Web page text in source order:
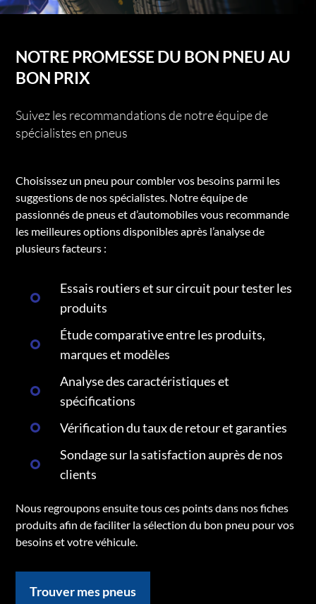
NOTRE PROMESSE DU BON PNEU AU
BON PRIX
Suivez les recommandations de notre équipe de
spécialistes en pneus
Choisissez un pneu pour combler vos besoins parmi les
suggestions de nos spécialistes. Notre équipe de
passionnés de pneus et d’automobiles vous recommande
les meilleures options disponibles après l’analyse de
plusieurs facteurs :
Essais routiers et sur circuit pour tester les
produits
Étude comparative entre les produits,
marques et modèles
Analyse des caractéristiques et
spécifications
Vérification du taux de retour et garanties
Sondage sur la satisfaction auprès de nos
clients
Nous regroupons ensuite tous ces points dans nos fiches
produits afin de faciliter la sélection du bon pneu pour vos
besoins et votre véhicule.
Trouver mes pneus